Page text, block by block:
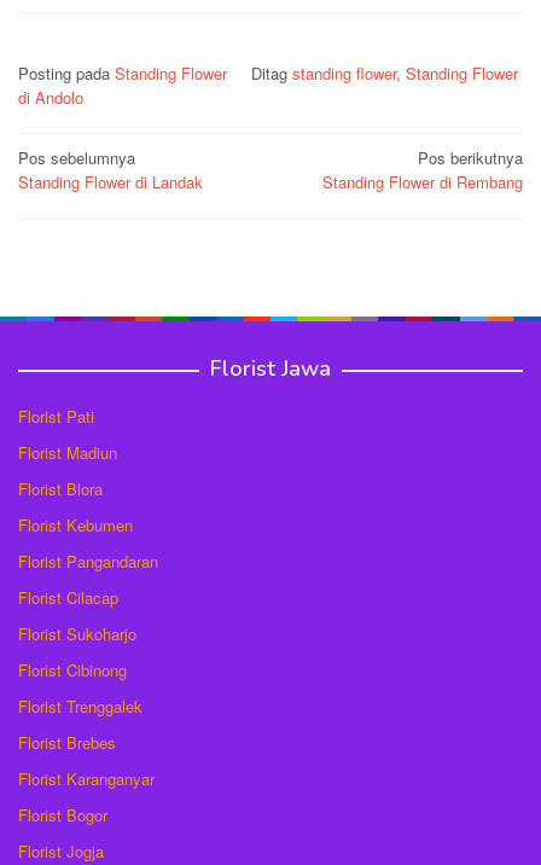
Posting pada Standing Flower Ditag standing flower, Standing Flower
di Andolo
Navigasi
pos
Pos sebelumnya
Standing Flower di Landak
Pos berikutnya
Standing Flower di Rembang
Florist Jawa
Florist Pati
Florist Madiun
Florist Blora
Florist Kebumen
Florist Pangandaran
Florist Cilacap
Florist Sukoharjo
Florist Cibinong
Florist Trenggalek
Florist Brebes
Florist Karanganyar
Florist Bogor
Florist Jogja